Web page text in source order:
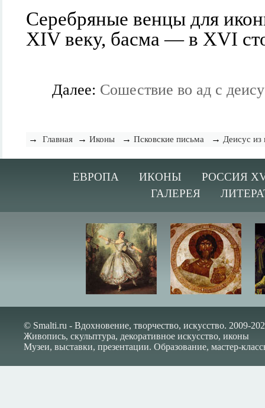
Серебряные венцы для
XIV веку, басма — в XVI
Далее: Сошествие во ад с
→ Главная → Иконы → Псковские письма → Деисус
ЕВРОПА ИКОНЫ
РОССИЯ
ГАЛЕРЕЯ
© Smalti.ru - Вдохновение, творчество, искусство. 2009-
Живопись, скульптура, декоративное искусство, иконы
Музеи, выставки, презентации. Образование, мастер-